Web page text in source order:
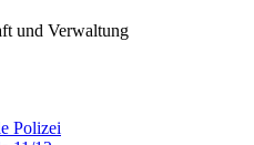
und Verwaltung
Polizei